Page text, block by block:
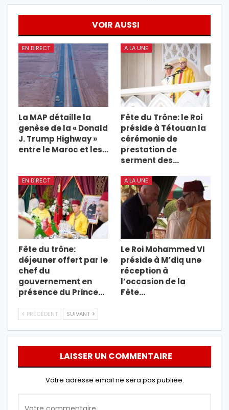
VOIR AUSSI
EN DIRECT
La MAP détaille la
genèse de la « Donald
J. Trump Highway »
entre le Maroc et les…
A LA UNE
Fête du Trône: le Roi
préside à Tétouan la
cérémonie de
prestation de
serment des…
EN DIRECT
Fête du trône:
déjeuner offert par le
chef du
gouvernement en
présence du Prince…
A LA UNE
Le Roi Mohammed VI
préside à M’diq une
réception à
l’occasion de la
Fête…
PRÉCÉDENT SUIVANT
LAISSER UN COMMENTAIRE
Votre adresse email ne sera pas publiée.